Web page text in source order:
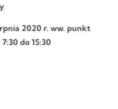
2020 r. ww. punkt
do 15:30